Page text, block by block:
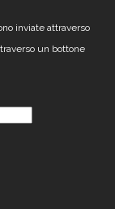
inviate attraverso
un bottone